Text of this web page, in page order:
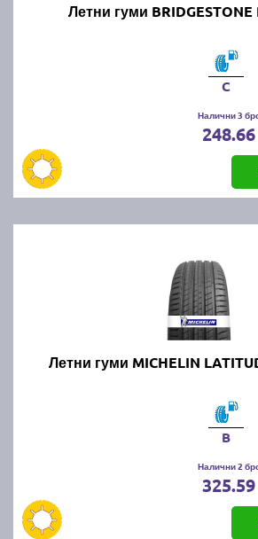
Летни гуми BRIDGESTONE
C
Налични 3
Летни гуми MICHELIN
B
Налични 2